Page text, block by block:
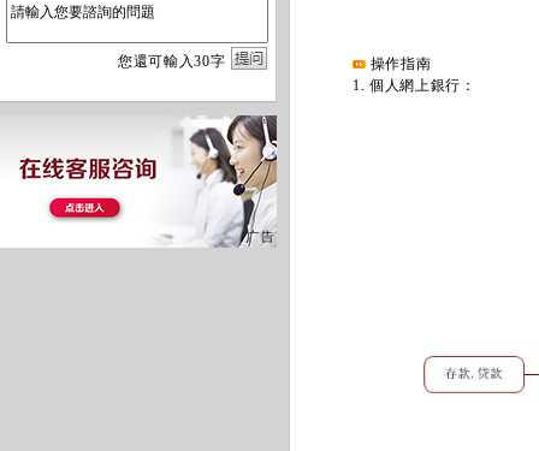
您還可輸入30字
操作指南
1. 個人網上銀行：